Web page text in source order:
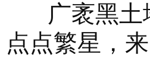
广袤黑土
点点繁星，